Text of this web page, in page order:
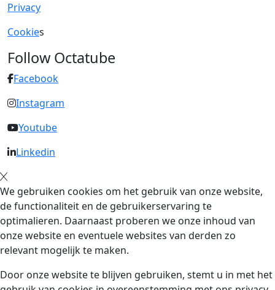
Privacy
Cookies
Follow Octatube
Facebook
Instagram
Youtube
Linkedin
We gebruiken cookies om het gebruik van onze website,
de functionaliteit en de gebruikerservaring te
optimalieren. Daarnaast proberen we onze inhoud van
onze website en eventuele websites van derden zo
relevant mogelijk te maken.
Door onze website te blijven gebruiken, stemt u in met het